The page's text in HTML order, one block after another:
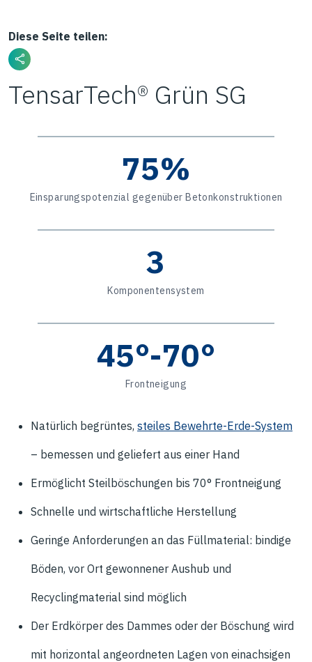
Diese Seite teilen:
TensarTech® Grün SG
75%
Einsparungspotenzial gegenüber Betonkonstruktionen
3
Komponentensystem
45°-70°
Frontneigung
Natürlich begrüntes, steiles Bewehrte-Erde-System
– bemessen und geliefert aus einer Hand
Ermöglicht Steilböschungen bis 70° Frontneigung
Schnelle und wirtschaftliche Herstellung
Geringe Anforderungen an das Füllmaterial: bindige
Böden, vor Ort gewonnener Aushub und
Recyclingmaterial sind möglich
Der Erdkörper des Dammes oder der Böschung wird
mit horizontal angeordneten Lagen von einachsigen